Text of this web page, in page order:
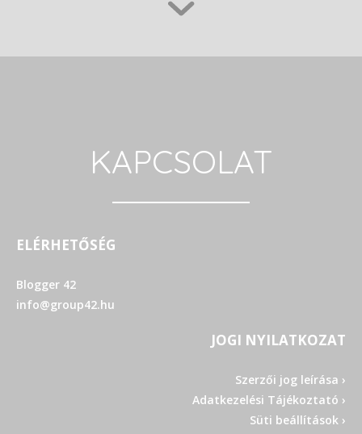
KAPCSOLAT
ELÉRHETŐSÉG
Blogger 42
info@group42.hu
JOGI NYILATKOZAT
Szerzői jog leírása ›
Adatkezelési Tájékoztató ›
Süti beállítások ›